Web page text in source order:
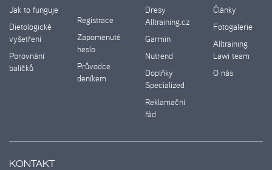
Jak to funguje
Dietologické
vyšetření
Porovnání
balíčků
Registrace
Zapomenuté
heslo
Průvodce
deníkem
Dresy
Alltraining.cz
Garmin
Nutrend
Doplňky
Specialized
Reklamační
řád
Články
Fotogalerie
Alltraining
Lawi team
O nás
KONTAKT